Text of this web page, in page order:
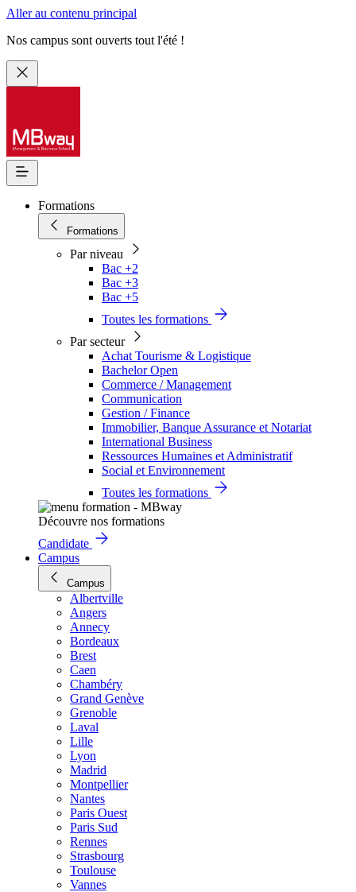
Aller au contenu principal
Nos campus sont ouverts tout l'été !
Formations
Formations
Par niveau
Bac +2
Bac +3
Bac +5
Toutes les formations
Par secteur
Achat Tourisme & Logistique
Bachelor Open
Commerce / Management
Communication
Gestion / Finance
Immobilier, Banque Assurance et Notariat
International Business
Ressources Humaines et Administratif
Social et Environnement
Toutes les formations
Découvre nos formations
Candidate
Campus
Campus
Albertville
Angers
Annecy
Bordeaux
Brest
Caen
Chambéry
Grand Genève
Grenoble
Laval
Lille
Lyon
Madrid
Montpellier
Nantes
Paris Ouest
Paris Sud
Rennes
Strasbourg
Toulouse
Vannes